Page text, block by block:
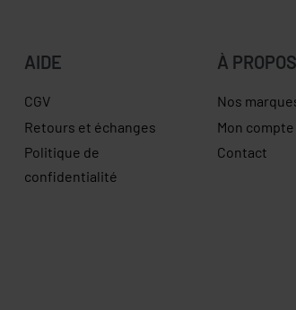
AIDE
CGV
Retours et échanges
Politique de
confidentialité
À PROPOS
Nos
Mon compte
Contact